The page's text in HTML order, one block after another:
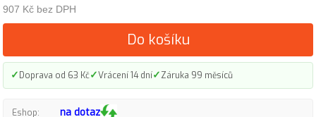
907 Kč bez DPH
Do košíku
✓Doprava od 63 Kč✓Vrácení 14 dní✓Záruka 99 měsíců
Eshop: na dotaz